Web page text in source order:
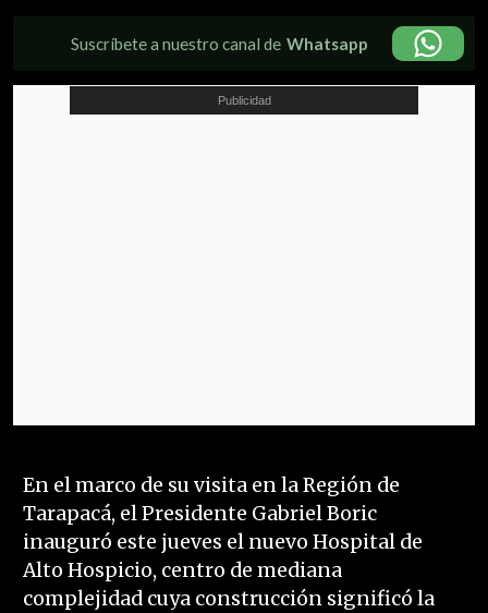
Suscríbete a nuestro canal de Whatsapp
En el marco de su visita en la Región de
Tarapacá, el Presidente Gabriel Boric
inauguró este jueves el nuevo Hospital de
Alto Hospicio, centro de mediana
complejidad cuya construcción significó la